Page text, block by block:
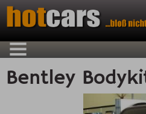
Bentley